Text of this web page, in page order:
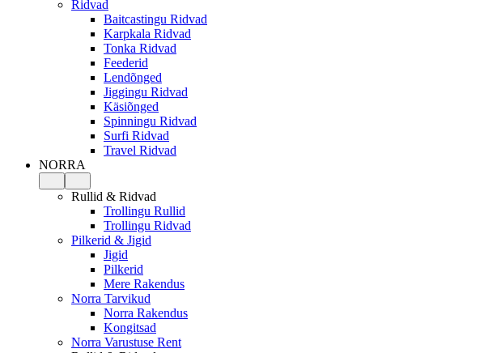
Ridvad
Baitcastingu Ridvad
Karpkala Ridvad
Tonka Ridvad
Feederid
Lendõnged
Jiggingu Ridvad
Käsiõnged
Spinningu Ridvad
Surfi Ridvad
Travel Ridvad
NORRA
Rullid & Ridvad
Trollingu Rullid
Trollingu Ridvad
Pilkerid & Jigid
Jigid
Pilkerid
Mere Rakendus
Norra Tarvikud
Norra Rakendus
Kongitsad
Norra Varustuse Rent